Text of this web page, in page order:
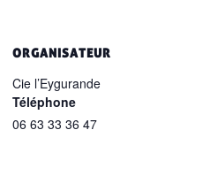
ORGANISATEUR
Cie l’Eygurande
Téléphone
06 63 33 36 47